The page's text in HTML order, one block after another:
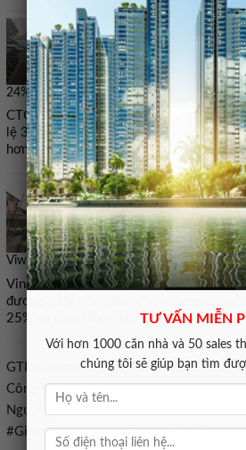
TƯ VẤN MIỄN
Với hơn 1000 căn nhà và 50 sales
chúng tôi sẽ giúp bạn tìm
Doanh nghiệp mới
24% vốn Viwaseen
CTCP Đầu tư BNE, doanh nghiệp thành
lệ 330 tỷ đồng, vừa đăng ký mua lượng
hơn 24% vốn Viwaseen.
Vinaconex bán thành
Viwaseen
Vinaconex vừa hoàn tất bán ra 35,4
đương 61% vốn điều lệ Viwaseen, qua
25% và chính thức không còn là công ty
GTD,Vinaconex,Giầy Thượng
Công ty Vinaconex,ĐHĐCĐ Giầy
Nguyễn Trãi#Vinaconex #hoàn #tất
#Giây #Thượng #Đình1781505575